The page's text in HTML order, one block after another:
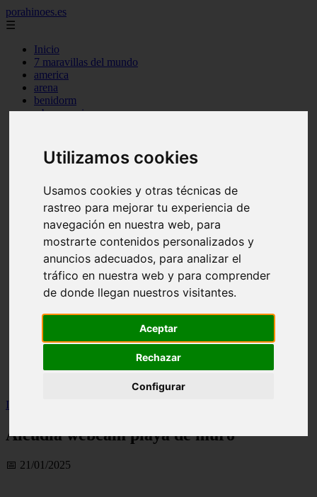
Utilizamos cookies
Usamos cookies y otras técnicas de
rastreo para mejorar tu experiencia de
navegación en nuestra web, para
mostrarte contenidos personalizados y
anuncios adecuados, para analizar el
tráfico en nuestra web y para comprender
de donde llegan nuestros visitantes.
Aceptar
Rechazar
Configurar
porahinoes.es
☰
Inicio
7 maravillas del mundo
america
arena
benidorm
c buenos aires
c generalidades del pais
c mendoza
c provincias
c rio negro
c santa fe
c tierra de fuego
c tucuman
c zona austral
carmen
category
destinos
lanzarote
monumentos
san
Inicio
Alcudia webcam playa de muro
📅 21/01/2025